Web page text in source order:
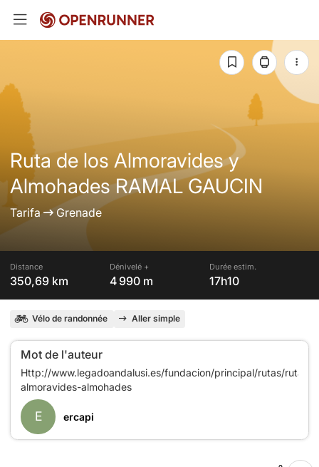
Ruta de los Almoravides y
Almohades RAMAL GAUCIN
Tarifa Grenade
Distance
350,69 km
Dénivelé +
4 990 m
Durée estim.
17h10
Vélo de randonnée Aller simple
Mot de l'auteur
Http://www.legadoandalusi.es/fundacion/principal/rutas/ruta-
E ercapi